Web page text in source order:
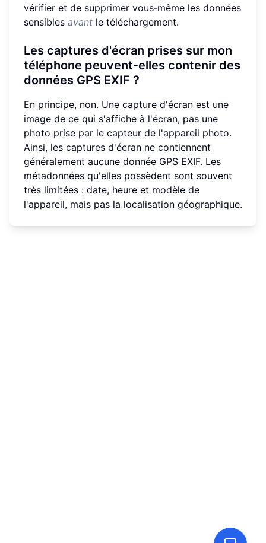
vérifier et de supprimer vous‑même les données
sensibles avant le téléchargement.
Les captures d'écran prises sur mon
téléphone peuvent‑elles contenir des
données GPS EXIF ?
En principe, non. Une capture d'écran est une
image de ce qui s'affiche à l'écran, pas une
photo prise par le capteur de l'appareil photo.
Ainsi, les captures d'écran ne contiennent
généralement aucune donnée GPS EXIF. Les
métadonnées qu'elles possèdent sont souvent
très limitées : date, heure et modèle de
l'appareil, mais pas la localisation géographique.